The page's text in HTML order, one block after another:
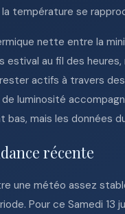
température se
nette entre la
estival au fil des
actifs à travers
luminosité
mais les données
récente
une météo assez
Pour ce Samedi 13